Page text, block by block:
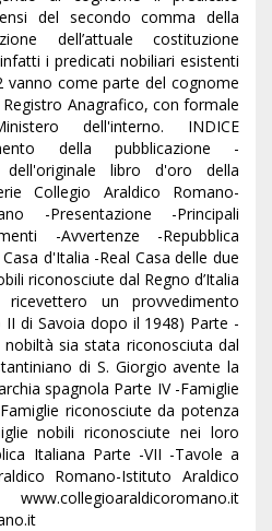
del secondo comma della
dell’attuale costituzione
i predicati nobiliari esistenti
come parte del cognome
Anagrafico, con formale
dell'interno. INDICE
della pubblicazione -
dell'originale libro d'oro della
Collegio Araldico Romano-
-Presentazione -Principali
-Avvertenze -Repubblica
d'Italia -Real Casa delle due
riconosciute dal Regno d’Italia
un provvedimento
di Savoia dopo il 1948) Parte -
sia stata riconosciuta dal
di S. Giorgio avente la
spagnola Parte IV -Famiglie
riconosciute da potenza
nobili riconosciute nei loro
Italiana Parte -VII -Tavole a
Romano-Istituto Araldico